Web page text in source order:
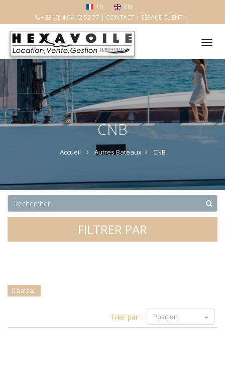
FR EN
+33 (0) 4 94 12 52 77 | CONTACT| ESPACE CLIENT|
CNB
Accueil Autres Bateaux CNB
FILTRER PAR
0 bateau
Trier par : Position